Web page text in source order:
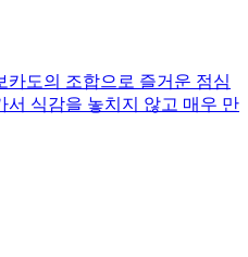
도의 조합으로 즐거운 점심
서 식감을 놓치지 않고 매우 만